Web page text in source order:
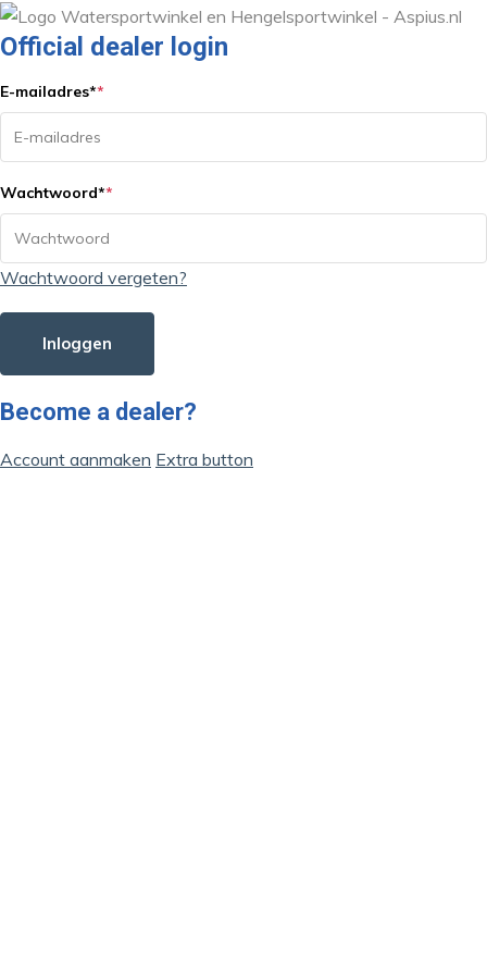
Official dealer login
E-mailadres**
Wachtwoord**
Wachtwoord vergeten?
Inloggen
Become a dealer?
Account aanmaken Extra button